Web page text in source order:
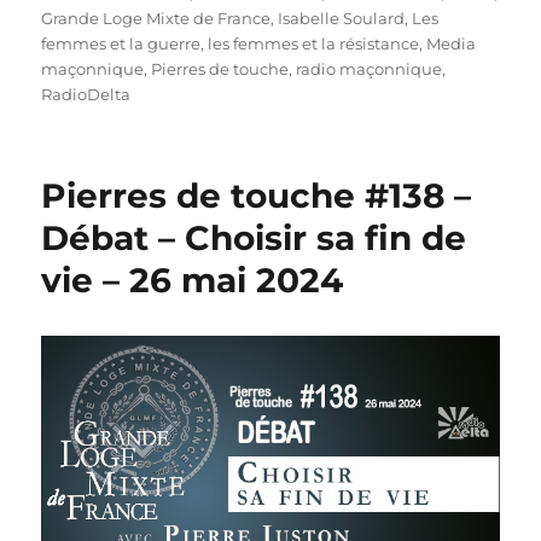
Grande Loge Mixte de France, Isabelle Soulard, Les
femmes et la guerre, les femmes et la résistance, Media
maçonnique, Pierres de touche, radio maçonnique,
RadioDelta
Pierres de touche #138 –
Débat – Choisir sa fin de
vie – 26 mai 2024